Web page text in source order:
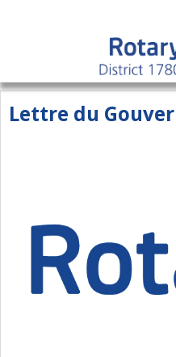
Lettre du